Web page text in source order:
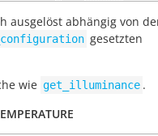
ausgelöst abhängig von
gesetzten
wie get_illuminance .